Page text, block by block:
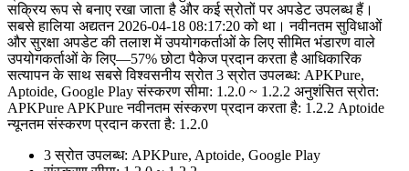
सक्रिय रूप से बनाए रखा जाता है और कई स्रोतों पर अपडेट उपलब्ध हैं।
सबसे हालिया अद्यतन 2026-04-18 08:17:20 को था। नवीनतम सुविधाओं
और सुरक्षा अपडेट की तलाश में उपयोगकर्ताओं के लिए सीमित भंडारण वाले
उपयोगकर्ताओं के लिए—57% छोटा पैकेज प्रदान करता है आधिकारिक
सत्यापन के साथ सबसे विश्वसनीय स्रोत 3 स्रोत उपलब्ध: APKPure,
Aptoide, Google Play संस्करण सीमा: 1.2.0 ~ 1.2.2 अनुशंसित स्रोत:
APKPure APKPure नवीनतम संस्करण प्रदान करता है: 1.2.2 Aptoide
न्यूनतम संस्करण प्रदान करता है: 1.2.0
3 स्रोत उपलब्ध: APKPure, Aptoide, Google Play